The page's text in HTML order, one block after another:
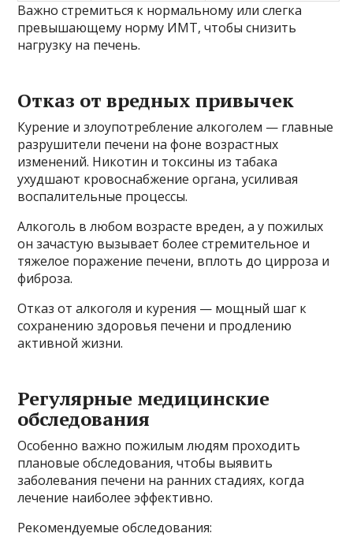
Важно стремиться к нормальному или слегка
превышающему норму ИМТ, чтобы снизить
нагрузку на печень.
Отказ от вредных привычек
Курение и злоупотребление алкоголем — главные
разрушители печени на фоне возрастных
изменений. Никотин и токсины из табака
ухудшают кровоснабжение органа, усиливая
воспалительные процессы.
Алкоголь в любом возрасте вреден, а у пожилых
он зачастую вызывает более стремительное и
тяжелое поражение печени, вплоть до цирроза и
фиброза.
Отказ от алкоголя и курения — мощный шаг к
сохранению здоровья печени и продлению
активной жизни.
Регулярные медицинские
обследования
Особенно важно пожилым людям проходить
плановые обследования, чтобы выявить
заболевания печени на ранних стадиях, когда
лечение наиболее эффективно.
Рекомендуемые обследования: